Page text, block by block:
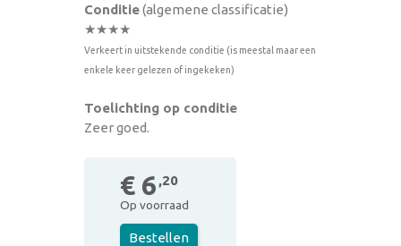
Conditie(algemene classificatie)
★★★★
Verkeert in uitstekende conditie (is meestal maar een
enkele keer gelezen of ingekeken)
Toelichting op conditie
Zeer goed.
€ 6 ,20
Op voorraad
Bestellen